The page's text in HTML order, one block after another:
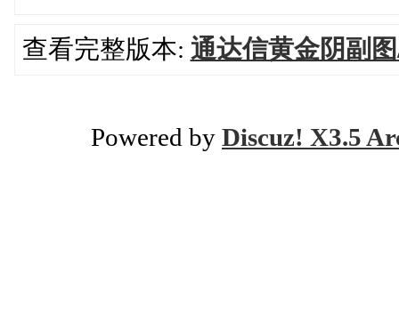
查看完整版本: 通达信黄金阴副
Powered by Discuz! X3.5